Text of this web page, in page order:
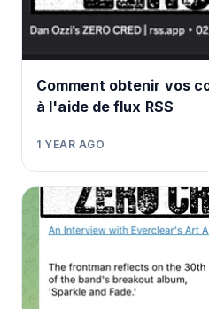
Comment obtenir vos
à l'aide de flux RSS
1 YEAR AGO